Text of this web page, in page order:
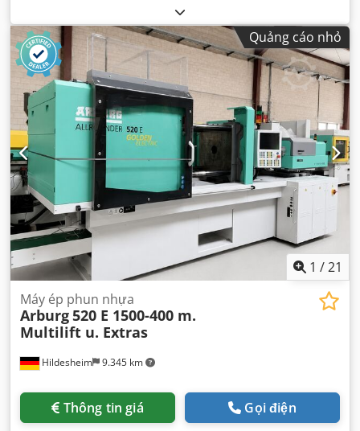
Quảng cáo nhỏ
1 /21
Hildesheim 9.345 km
Máy ép phun nhựa
Arburg520 E 1500-400 m.
Multilift u. Extras
Thông tin giá Gọi điện